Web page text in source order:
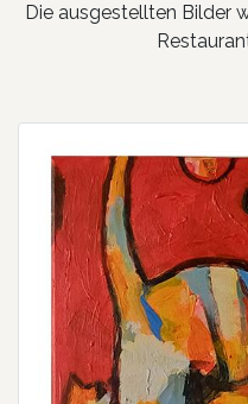
Die ausgestellten Bilder